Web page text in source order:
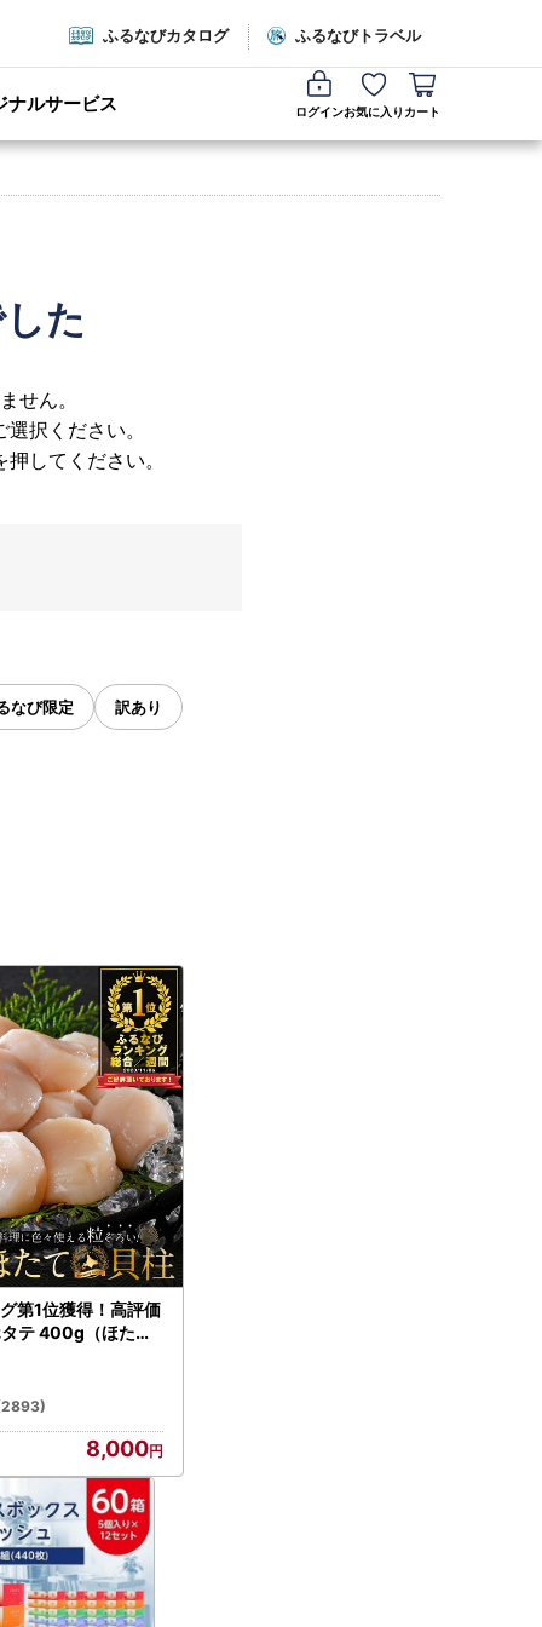
ふるなびカタログ ふるなびトラベル
ナルサービス ログインお気に入り カート
た
せん。
択ください。
してください。
なび限定 訳あり
第1位獲得！高評価
テ 400g（ほたて
8,000